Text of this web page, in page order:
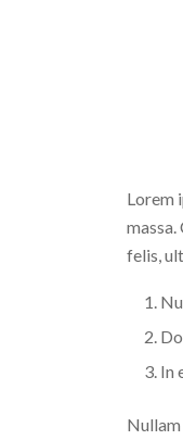
Lorem
felis,
In